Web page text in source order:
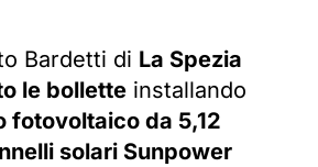
Bardetti di La Spezia
le bolletteinstallando
fotovoltaico da 5,12
solari Sunpower